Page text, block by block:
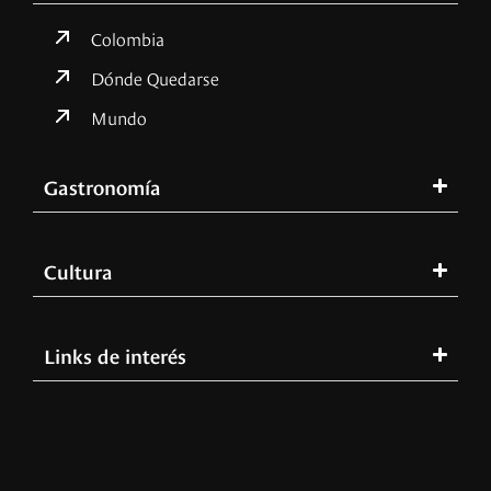
Colombia
Dónde Quedarse
Mundo
Gastronomía
Cultura
Links de interés